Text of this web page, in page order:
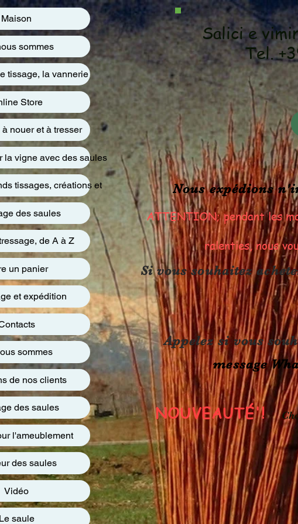
Maison
sommes
tissage, la vannerie
Store
nouer et à tresser
la vigne avec des saules
tissages, créations et
des saules
de A à Z
un panier
et expédition
sommes
de nos clients
des saules
l'ameublement
des saules
Vidéo
saule
Salici e
Tel.
Nous expédions
ATTENTION; pendant les
ralenties, nous
Si vous souhaitez
Appelez si vous
message
NOUVEAUTÉ'!